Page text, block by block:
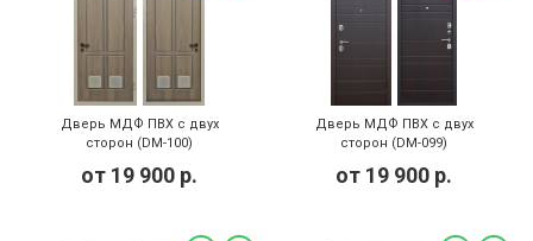
Дверь МДФ ПВХ с двух
сторон (DM-100)
от 19 900 р.
Дверь МДФ ПВХ с двух
сторон (DM-099)
от 19 900 р.